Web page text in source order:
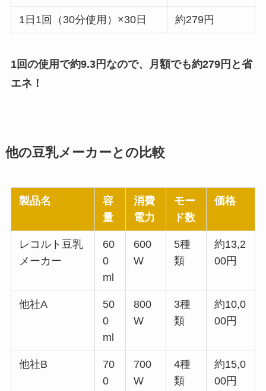
1日1回（30分使用）×30日 約279円
1回の使用で約9.3円なので、月額でも約279円と省
エネ！
他の豆乳メーカーとの比較
製品名
容
量
消費
電力
モー
ド数
価格
レコルト豆乳
メーカー
60
0
ml
600
W
5種
類
約13,2
00円
他社A
50
0
ml
800
W
3種
類
約10,0
00円
他社B
70
0
700
W
4種
類
約15,0
00円